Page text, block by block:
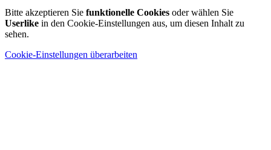
Bitte akzeptieren Sie funktionelle Cookies oder wählen Sie
Userlike in den Cookie-Einstellungen aus, um diesen Inhalt zu
sehen.
Cookie-Einstellungen überarbeiten